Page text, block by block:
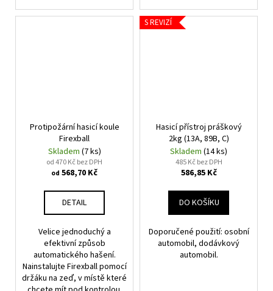
Protipožární hasicí koule
Firexball
Skladem (7 ks)
od 470 Kč bez DPH
od 568,70 Kč
DETAIL
Velice jednoduchý a
efektivní způsob
automatického hašení.
Nainstalujte Firexball pomocí
držáku na zeď, v místě které
S REVIZÍ
Hasicí přístroj práškový
2kg (13A, 89B, C)
Skladem (14 ks)
485 Kč bez DPH
586,85 Kč
DO KOŠÍKU
Doporučené použití: osobní
automobil, dodávkový
automobil.